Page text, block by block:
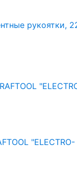
"ELECTRO-